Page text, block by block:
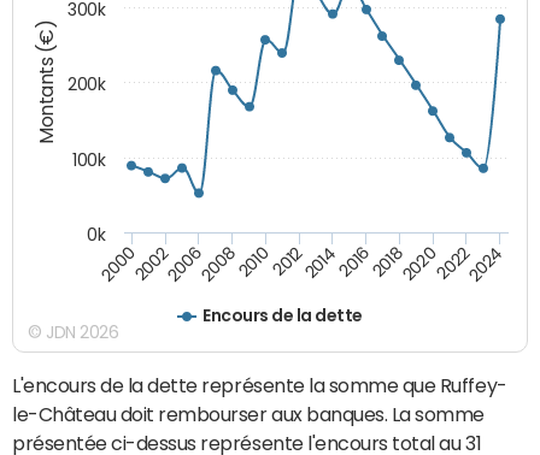
Montants (€)
Encours de la dette
200020022006200820102012201420162018202020222024
0k
100k
200k
300k
© JDN 2026
L'encours de la dette représente la somme que Ruffey-
le-Château doit rembourser aux banques. La somme
présentée ci-dessus représente l'encours total au 31